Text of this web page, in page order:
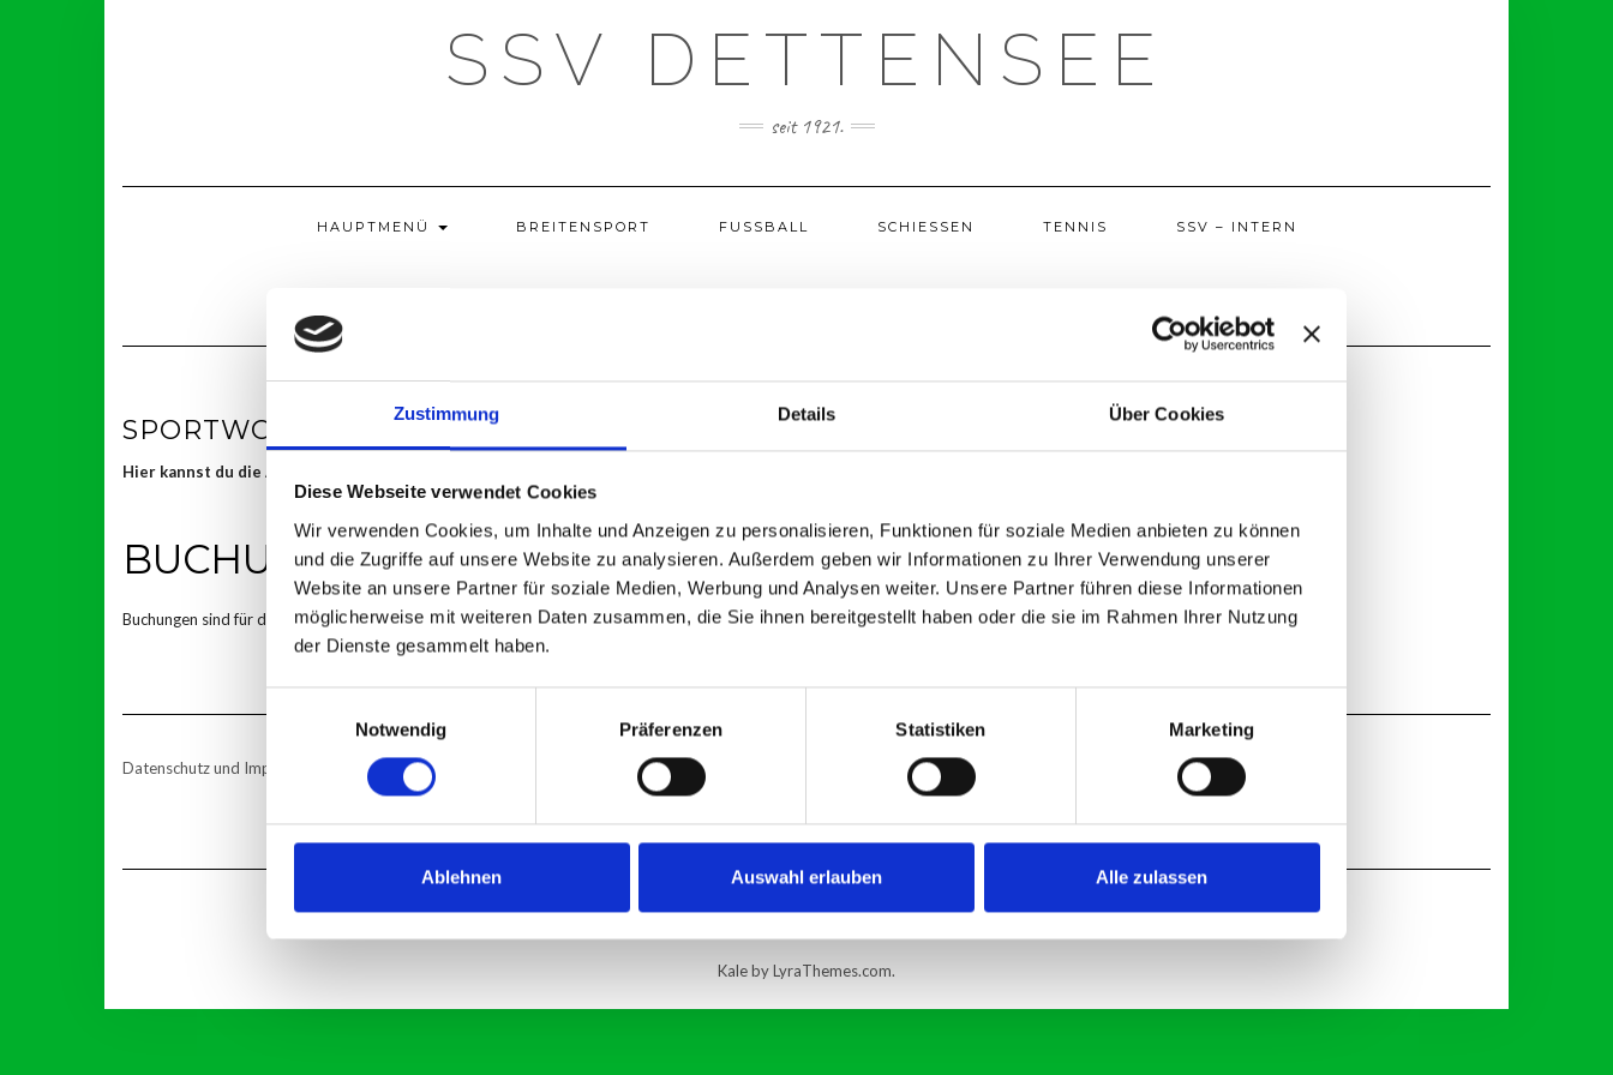
Zustimmung Details Über Cookies
Diese Webseite verwendet Cookies
Wir verwenden Cookies, um Inhalte und Anzeigen zu personalisieren, Funktionen für soziale Medien anbieten zu können
und die Zugriffe auf unsere Website zu analysieren. Außerdem geben wir Informationen zu Ihrer Verwendung unserer
Website an unsere Partner für soziale Medien, Werbung und Analysen weiter. Unsere Partner führen diese Informationen
möglicherweise mit weiteren Daten zusammen, die Sie ihnen bereitgestellt haben oder die sie im Rahmen Ihrer Nutzung
der Dienste gesammelt haben.
Notwendig
Präferenzen Statistiken Marketing
Ablehnen Auswahl erlauben Alle zulassen
SSV DETTENSEE
seit 1921.
HAUPTMENÜ BREITENSPORT FUSSBALL SCHIESSEN TENNIS SSV – INTERN
SPORTWOCHE 2023
Hier kannst du die Arbeitseinsätze für die Veranstaltung Sportwoche 2023 buchen
BUCHUNGEN
Buchungen sind für diese Veranstaltung nicht mehr möglich.
Datenschutz und Impressum
Kaleby LyraThemes.com.